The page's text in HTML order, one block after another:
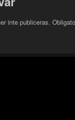
inte publiceras.